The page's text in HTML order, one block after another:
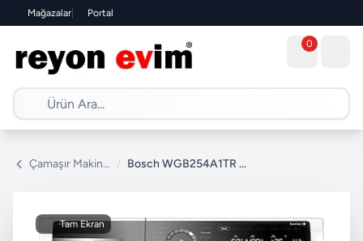
Mağazalar| Portal
0
Çamaşır Makinesi / Bosch WGB254A1TR 1400 Devir 10 kg Çamaşır Makinesi
Tam Ekran